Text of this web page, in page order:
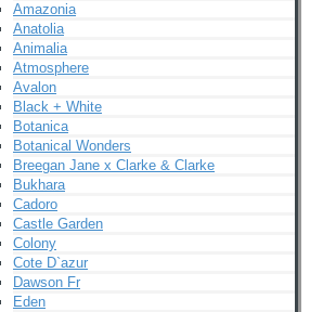
Amazonia
Anatolia
Animalia
Atmosphere
Avalon
Black + White
Botanica
Botanical Wonders
Breegan Jane x Clarke & Clarke
Bukhara
Cadoro
Castle Garden
Colony
Cote D`azur
Dawson Fr
Eden